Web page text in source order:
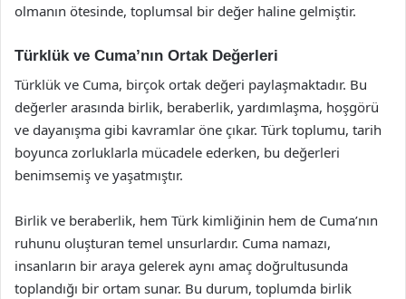
olmanın ötesinde, toplumsal bir değer haline gelmiştir.
Türklük ve Cuma’nın Ortak Değerleri
Türklük ve Cuma, birçok ortak değeri paylaşmaktadır. Bu
değerler arasında birlik, beraberlik, yardımlaşma, hoşgörü
ve dayanışma gibi kavramlar öne çıkar. Türk toplumu, tarih
boyunca zorluklarla mücadele ederken, bu değerleri
benimsemiş ve yaşatmıştır.
Birlik ve beraberlik, hem Türk kimliğinin hem de Cuma’nın
ruhunu oluşturan temel unsurlardır. Cuma namazı,
insanların bir araya gelerek aynı amaç doğrultusunda
toplandığı bir ortam sunar. Bu durum, toplumda birlik